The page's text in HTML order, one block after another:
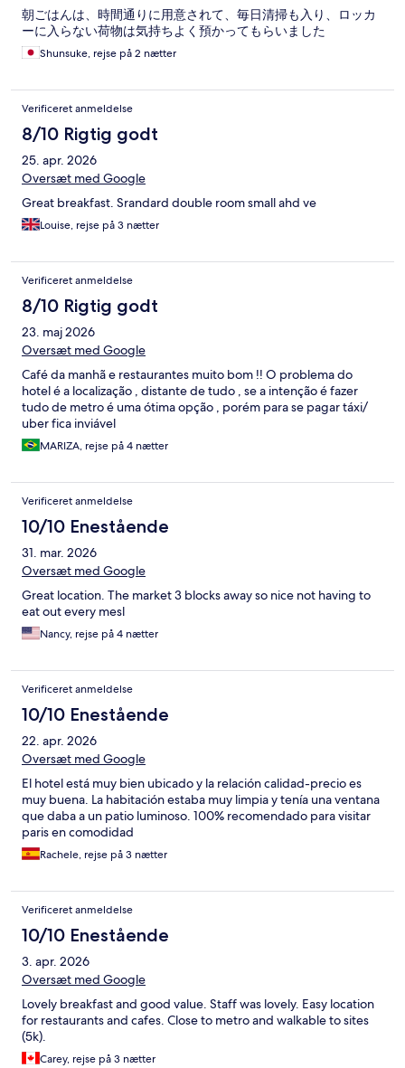
朝ごはんは、時間通りに用意されて、毎日清掃も入り、ロッカ
ーに入らない荷物は気持ちよく預かってもらいました
Shunsuke, rejse på 2 nætter
Verificeret anmeldelse
8/10 Rigtig godt
25. apr. 2026
Oversæt med Google
Great breakfast. Srandard double room small ahd ve
Louise, rejse på 3 nætter
Verificeret anmeldelse
8/10 Rigtig godt
23. maj 2026
Oversæt med Google
Café da manhã e restaurantes muito bom !! O problema do
hotel é a localização , distante de tudo , se a intenção é fazer
tudo de metro é uma ótima opção , porém para se pagar táxi/
uber fica inviável
MARIZA, rejse på 4 nætter
Verificeret anmeldelse
10/10 Enestående
31. mar. 2026
Oversæt med Google
Great location. The market 3 blocks away so nice not having to
eat out every mesl
Nancy, rejse på 4 nætter
Verificeret anmeldelse
10/10 Enestående
22. apr. 2026
Oversæt med Google
El hotel está muy bien ubicado y la relación calidad-precio es
muy buena. La habitación estaba muy limpia y tenía una ventana
que daba a un patio luminoso. 100% recomendado para visitar
paris en comodidad
Rachele, rejse på 3 nætter
Verificeret anmeldelse
10/10 Enestående
3. apr. 2026
Oversæt med Google
Lovely breakfast and good value. Staff was lovely. Easy location
for restaurants and cafes. Close to metro and walkable to sites
(5k).
Carey, rejse på 3 nætter